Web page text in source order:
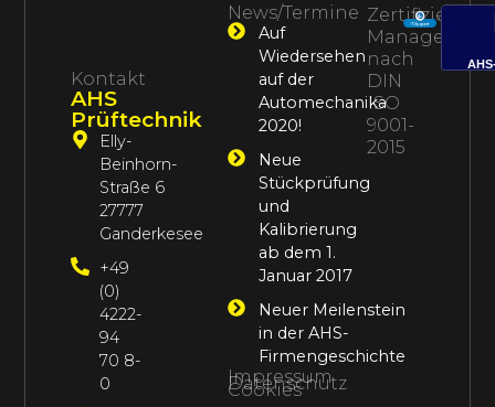
News/Termine
Auf
Wiedersehen
auf der
Automechanika
2020!
Neue
Stückprüfung
und
Kalibrierung
ab dem 1.
Januar 2017
Neuer Meilenstein
in der AHS-
Firmengeschichte
Impressum
Datenschutz
Cookies
Kontakt
AHS
Prüftechnik
Elly-
Beinhorn-
Straße 6
27777
Ganderkesee
+49
(0)
4222-
94
70 8-
0
Zertifiziertes
nach
DIN
ISO
9001-
2015